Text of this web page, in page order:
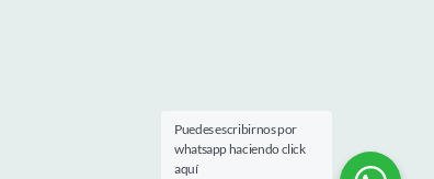
Puedes escribirnos por
whatsapp haciendo click
aquí